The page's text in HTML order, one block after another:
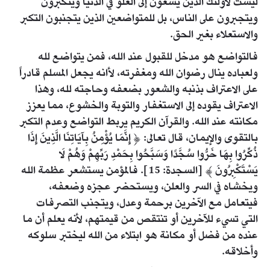
ويتجبرون على الناس، بل للمتواضعين الذين يتجنبون التكبر
والاستعلاء بغير الحق.
فالتواضع هو مدخل للقبول عند الله، فمن يتواضع لله
ولعباده ينال رضوان الله ومغفرته، لأانه يجعل المسلم قادراً
على الاعتراف بذنبه والشعور بضعفه وحاجته لله، وهذا
الاعتراف يقوده إلى الاستغفار والتوبة والخشوع، مما يعزز
مكانته عند الله. والقرآن الكريم يربط التواضع وعدم التكبر
بالتقوى والإيمان، قال تعالى: ﴿ إِنَّمَا يُؤْمِنُ بِآيَاتِنَا الَّذِينَ إِذَا
ذُكِّرُوا بِهَا خَرُّوا سُجَّدًا وَسَبَّحُوا بِحَمْدِ رَبِّهِمْ وَهُمْ لَا
يَسْتَكْبِرُونَ ﴾ [السجدة: 15]. فالمؤمن يستشعر عظمة الله
ويخشاه في السر والعلن، ويستحضر عجزه وضعفه،
فيتعامل مع الآخرين برحمة وعدل، ويتجنب التصرفات
التي تسيء للآخرين أو تنتقص من قيمتهم، لأنه يعلم أن ما
عنده من فضل أو مكانة هو ابتلاء من الله ليختبر سلوكه
وأخلاقه.